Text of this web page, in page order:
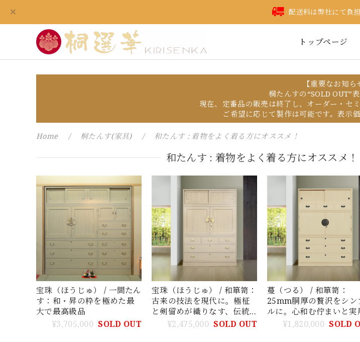
配送料は弊社にて負担
トップページ
【重要なお知ら
桐たんすの“SOLD OUT”
現在、定番品の販売は終了し、オーダー・セ
ご希望に応じて製作は可能です。表示
Home 桐たんす(家具) 和たんす : 着物をよく着る方にオススメ！
和たんす : 着物をよく着る方にオススメ！
宝珠（ほうじゅ） / 一間たん
す：和・昇の粋を極めた最
大で最高級品
¥3,705,000 SOLD OUT
宝珠（ほうじゅ） / 和箪笥：
古来の技法を現代に。極柾
と剣留めが織りなす、伝統
工芸の結晶
¥2,475,000 SOLD OUT
蔓（つる） / 和箪笥：
25mm胴厚の贅沢をシン
ルに。心和む佇まいと実
性を極めた総桐箪笥
¥1,820,000 SOLD